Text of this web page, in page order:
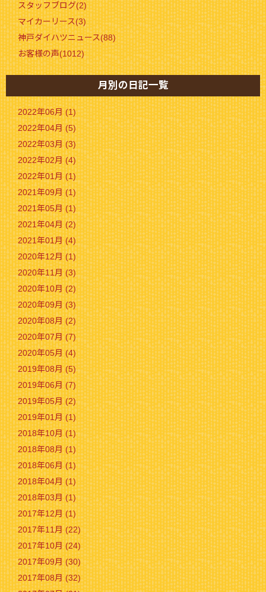
スタッフブログ(2)
マイカーリース(3)
神戸ダイハツニュース(88)
お客様の声(1012)
月別の日記一覧
2022年06月 (1)
2022年04月 (5)
2022年03月 (3)
2022年02月 (4)
2022年01月 (1)
2021年09月 (1)
2021年05月 (1)
2021年04月 (2)
2021年01月 (4)
2020年12月 (1)
2020年11月 (3)
2020年10月 (2)
2020年09月 (3)
2020年08月 (2)
2020年07月 (7)
2020年05月 (4)
2019年08月 (5)
2019年06月 (7)
2019年05月 (2)
2019年01月 (1)
2018年10月 (1)
2018年08月 (1)
2018年06月 (1)
2018年04月 (1)
2018年03月 (1)
2017年12月 (1)
2017年11月 (22)
2017年10月 (24)
2017年09月 (30)
2017年08月 (32)